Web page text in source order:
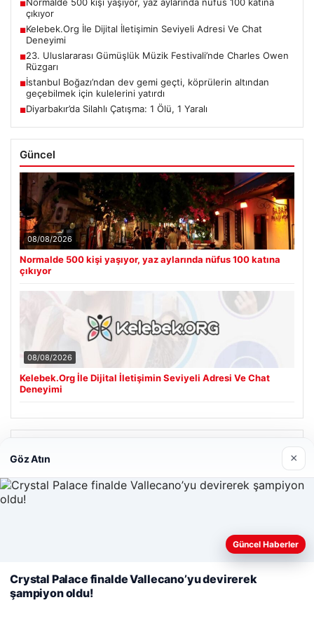
■
çıkıyor
■Kelebek.Org İle Dijital İletişimin Seviyeli Adresi Ve Chat
Deneyimi
■23. Uluslararası Gümüşlük Müzik Festivali’nde Charles Owen
Rüzgarı
■İstanbul Boğazı’ndan dev gemi geçti, köprülerin altından
geçebilmek için kulelerini yatırdı
■Diyarbakır’da Silahlı Çatışma: 1 Ölü, 1 Yaralı
Güncel
08/08/2026
Normalde 500 kişi yaşıyor, yaz aylarında nüfus 100 katına
çıkıyor
08/08/2026
Kelebek.Org İle Dijital İletişimin Seviyeli Adresi Ve Chat
Deneyimi
Web sitemizi nasıl kullandığınızı daha iyi anlayabilmek,
kullanıyoruz.
Çerez Politikamız
Reddet Kabul Et
Göz Atın ×
Güncel Haberler
Crystal Palace finalde Vallecano’yu devirerek
şampiyon oldu!